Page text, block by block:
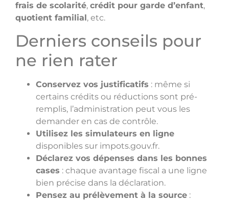
frais de scolarité, crédit pour garde d’enfant,
quotient familial, etc.
Derniers conseils pour
ne rien rater
Conservez vos justificatifs : même si
certains crédits ou réductions sont pré-
remplis, l’administration peut vous les
demander en cas de contrôle.
Utilisez les simulateurs en ligne
disponibles sur impots.gouv.fr.
Déclarez vos dépenses dans les bonnes
cases : chaque avantage fiscal a une ligne
bien précise dans la déclaration.
Pensez au prélèvement à la source :